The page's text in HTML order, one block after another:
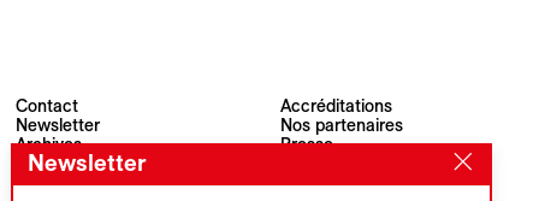
Contact
Newsletter
Archives
Accréditations
Nos partenaires
Presse
Visions du Réel
Newsletter